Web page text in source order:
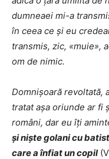
dumneaei mi-a
în ceea ce și eu
transmis, zic, «muie»,
om de nimic.
Domnișoară revoltată,
tratat așa oriunde ar fi
români, dar eu îți
și niște golani cu
care a înfiat un copil